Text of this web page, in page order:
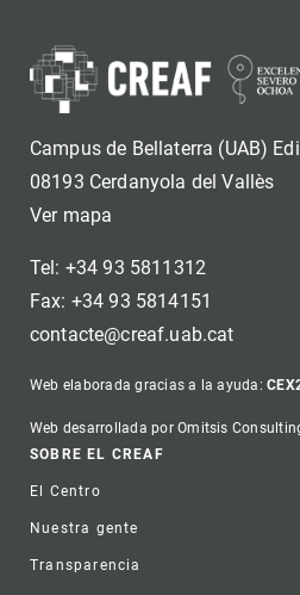
Campus de Bellaterra (UAB)
08193 Cerdanyola del Vallès
Ver mapa
Tel: +34 93 5811312
Fax: +34 93 5814151
contacte@creaf.uab.cat
Web elaborada gracias a la ayuda:
Web desarrollada por Omitsis
Footer
SOBRE EL CREAF
El Centro
Nuestra gente
Transparencia